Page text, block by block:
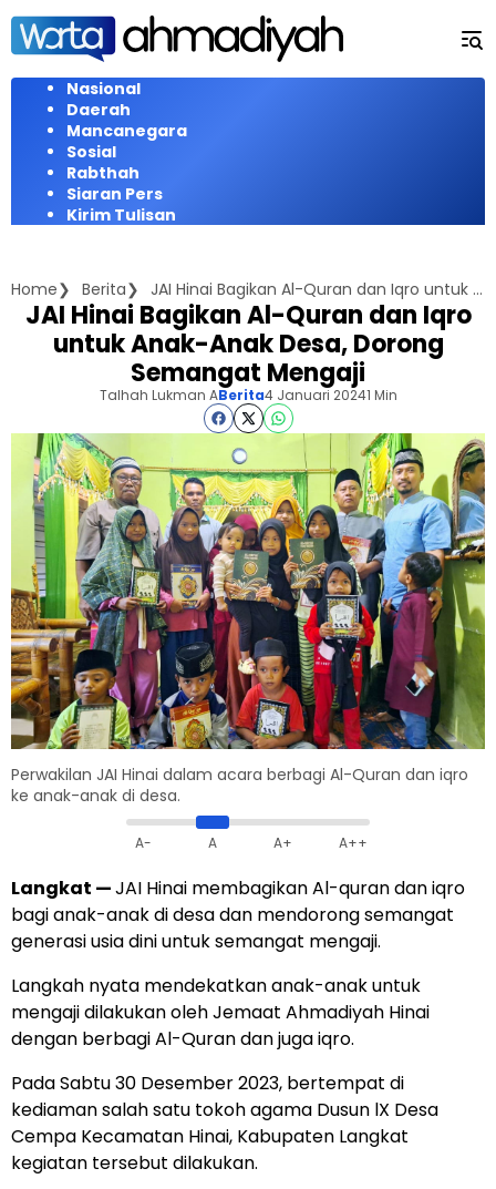
Langsung
konten
Nasional
Daerah
Mancanegara
Sosial
Rabthah
Siaran Pers
Kirim Tulisan
Home Berita JAI Hinai Bagikan Al-Quran dan Iqro untuk Anak-Anak Desa, Dorong Semangat Mengaji
JAI Hinai Bagikan Al-Quran dan Iqro
untuk Anak-Anak Desa, Dorong
Semangat Mengaji
Talhah Lukman ABerita4 Januari 20241 Min
Perwakilan JAI Hinai dalam acara berbagi Al-Quran dan iqro
ke anak-anak di desa.
A- A A+ A++
Langkat —JAI Hinai membagikan Al-quran dan iqro
bagi anak-anak di desa dan mendorong semangat
generasi usia dini untuk semangat mengaji.
Langkah nyata mendekatkan anak-anak untuk
mengaji dilakukan oleh Jemaat Ahmadiyah Hinai
dengan berbagi Al-Quran dan juga iqro.
Pada Sabtu 30 Desember 2023, bertempat di
kediaman salah satu tokoh agama Dusun lX Desa
Cempa Kecamatan Hinai, Kabupaten Langkat
kegiatan tersebut dilakukan.